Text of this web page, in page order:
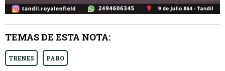
TEMAS DE ESTA NOTA:
TRENES PARO